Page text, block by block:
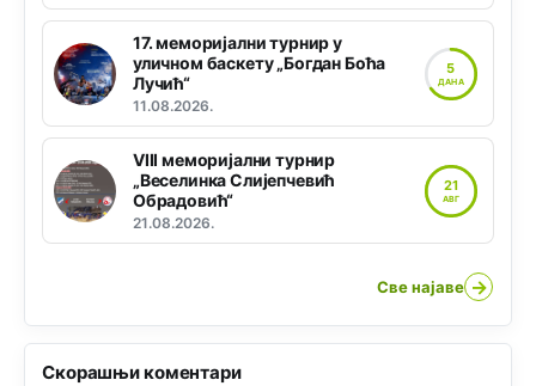
17. меморијални турнир у
уличном баскету „Богдан Боћа
Лучић“
11.08.2026.
5
ДАНА
VIII меморијални турнир
„Веселинка Слијепчевић
Обрадовић“
21.08.2026.
21
АВГ
Све најаве →
Скорашњи коментари